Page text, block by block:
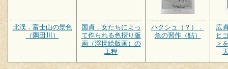
北渓．富士山の景色
（隅田川）
国貞．女たちによっ
て作られる色摺り版
画（浮世絵版画）の
工程
ハクシュ（？）．
魚の習作（鮎）
広
ヒ
＞